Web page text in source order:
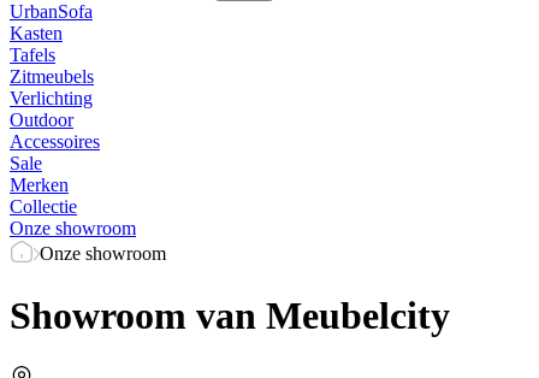
UrbanSofa
Kasten
Tafels
Zitmeubels
Verlichting
Outdoor
Accessoires
Sale
Merken
Collectie
Onze showroom
Onze showroom
Showroom van Meubelcity